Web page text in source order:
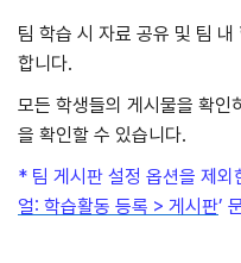
팀 학습 시 자료 공유 및 팀
합니다.
모든 학생들의 게시물을 확인
을 확인할 수 있습니다.
* 팀 게시판 설정 옵션을 제외
얼: 학습활동 등록 > 게시판’